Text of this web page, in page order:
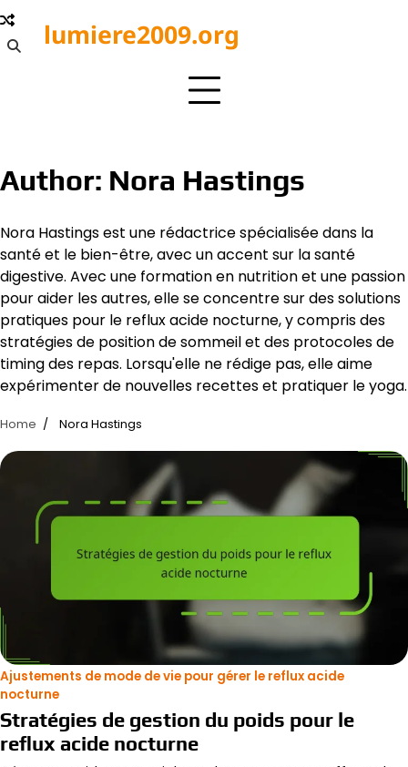
Skip
to
content
lumiere2009.org
Author: Nora Hastings
Nora Hastings est une rédactrice spécialisée dans la
santé et le bien-être, avec un accent sur la santé
digestive. Avec une formation en nutrition et une passion
pour aider les autres, elle se concentre sur des solutions
pratiques pour le reflux acide nocturne, y compris des
stratégies de position de sommeil et des protocoles de
timing des repas. Lorsqu'elle ne rédige pas, elle aime
expérimenter de nouvelles recettes et pratiquer le yoga.
Home Nora Hastings
Ajustements de mode de vie pour gérer le reflux acide
nocturne
Stratégies de gestion du poids pour le
reflux acide nocturne